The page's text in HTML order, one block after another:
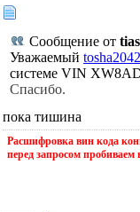
Сообщение от
Уважаемый tosha2042
системе VIN
Спасибо.
пока тишина
Расшифровка вин кода
перед запросом пробиваем